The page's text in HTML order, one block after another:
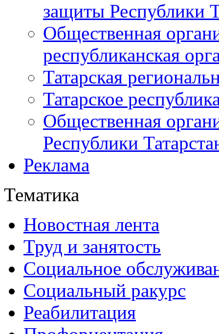
защиты Республики
Общественная
республиканская
Татарская
Татарское
Общественная
Республики
Реклама
Тематика
Новостная лента
Труд и занятость
Социальное
Социальный ракурс
Реабилитация